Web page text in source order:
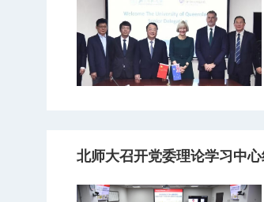
北师大召开党委理论学习中